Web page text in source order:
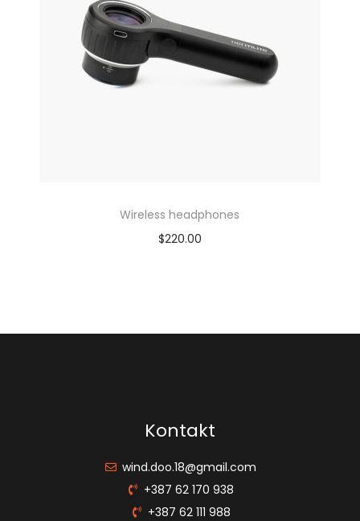
Wireless headphones
$220.00
Kontakt
wind.doo.18@gmail.com
+387 62 170 938
+387 62 111 988